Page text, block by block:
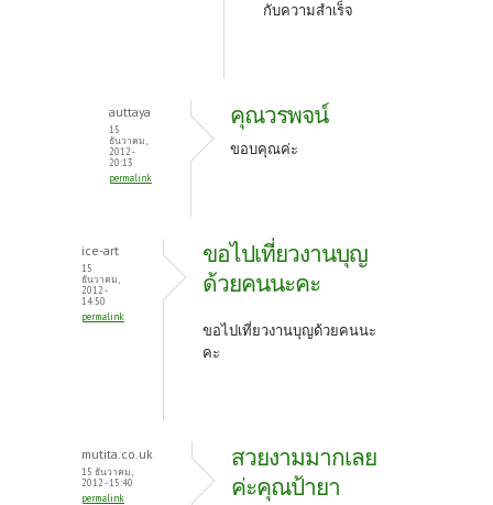
กับความสำเร็จ
auttaya
15
ธันวาคม,
2012 -
20:13
permalink
คุณวรพจน์
ขอบคุณค่ะ
ice-art
15
ธันวาคม,
2012 -
14:50
permalink
ขอไปเที่ยวงานบุญ
ด้วยคนนะคะ
ขอไปเที่ยวงานบุญด้วยคนนะ
คะ
mutita.co.uk
15 ธันวาคม,
2012 - 15:40
permalink
สวยงามมากเลย
ค่ะคุณป้ายา